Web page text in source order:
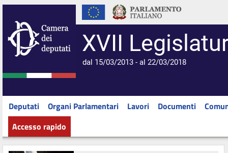
XVII
dal 15/03/2013 - al 22/03/2018
Deputati Organi Parlamentari Lavori Documenti
Accesso rapido